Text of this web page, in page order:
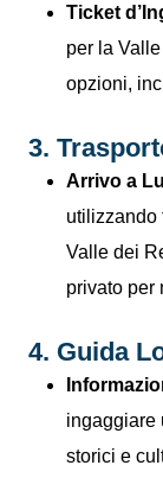
Ticket
per la
opzioni,
3.
Arrivo a
utilizzando
Valle dei
privato per
4. Guida
ingaggiare
storici e